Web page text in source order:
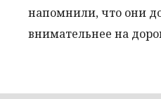
напомнили, что они
внимательнее на